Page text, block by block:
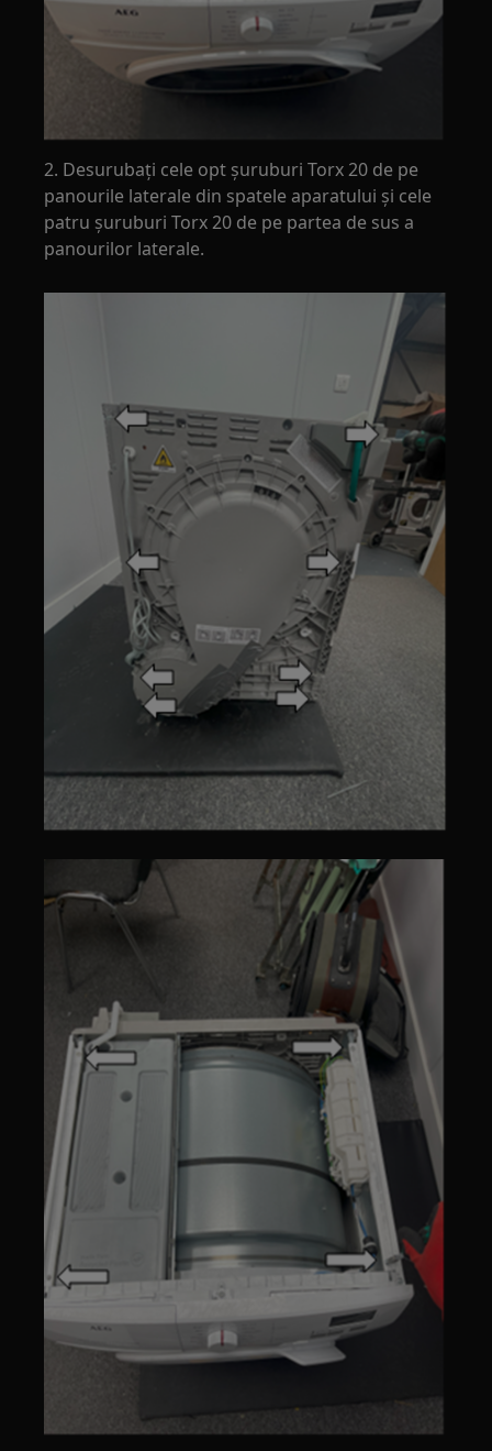
2. Desurubați cele opt șuruburi Torx 20 de pe
panourile laterale din spatele aparatului și cele
patru șuruburi Torx 20 de pe partea de sus a
panourilor laterale.